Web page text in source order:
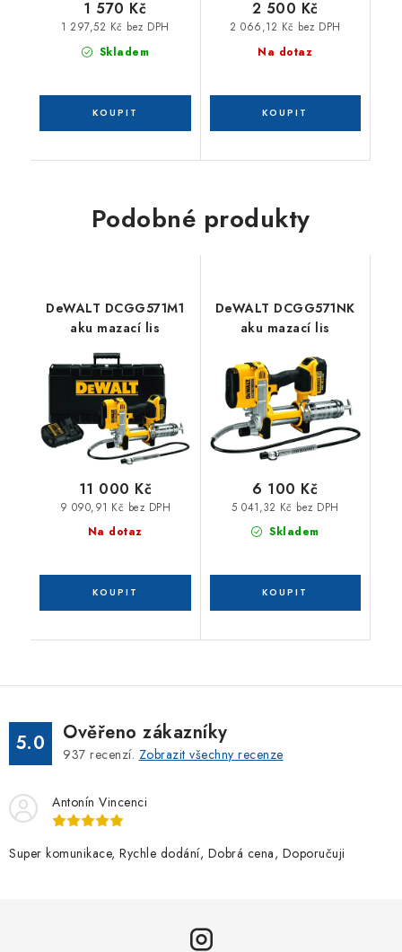
Skladem
1 297,52 Kč bez DPH
1 570 Kč
Na dotaz
2 066,12 Kč bez DPH
2 500 Kč
Podobné produkty
DeWALT DCGG571M1
aku mazací lis
Na dotaz
9 090,91 Kč bez DPH
11 000 Kč
DeWALT DCGG571NK
aku mazací lis
Skladem
5 041,32 Kč bez DPH
6 100 Kč
5.0 Ověřeno zákazníky
937 recenzí. Zobrazit všechny recenze
Antonín Vincenci
Super komunikace, Rychle dodání, Dobrá cena, Doporučuji